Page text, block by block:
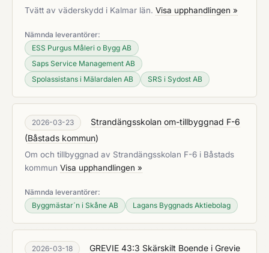
Tvätt av väderskydd i Kalmar län. Visa upphandlingen »
Nämnda leverantörer:
ESS Purgus Måleri o Bygg AB
Saps Service Management AB
Spolassistans i Mälardalen AB
SRS i Sydost AB
2026-03-23
Strandängsskolan om-tillbyggnad F-6
(Båstads kommun)
Om och tillbyggnad av Strandängsskolan F-6 i Båstads
kommun Visa upphandlingen »
Nämnda leverantörer:
Byggmästar´n i Skåne AB
Lagans Byggnads Aktiebolag
2026-03-18
GREVIE 43:3 Skärskilt Boende i Grevie